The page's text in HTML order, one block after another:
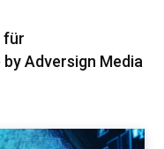
für
Adversign Media